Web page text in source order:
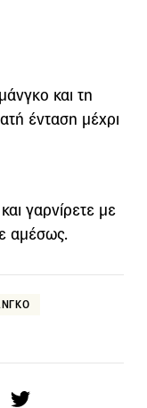
και τη
ένταση μέχρι
γαρνίρετε με
αμέσως.